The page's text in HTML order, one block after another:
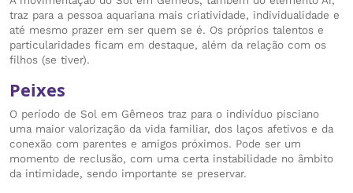
traz para a pessoa aquariana mais criatividade, individualidade e
até mesmo prazer em ser quem se é. Os próprios talentos e
particularidades ficam em destaque, além da relação com os
filhos (se tiver).
Peixes
O período de Sol em Gêmeos traz para o indivíduo pisciano
uma maior valorização da vida familiar, dos laços afetivos e da
conexão com parentes e amigos próximos. Pode ser um
momento de reclusão, com uma certa instabilidade no âmbito
da intimidade, sendo importante se preservar.